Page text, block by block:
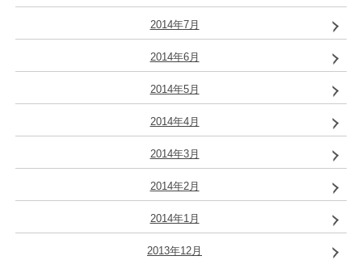
2014年7月
2014年6月
2014年5月
2014年4月
2014年3月
2014年2月
2014年1月
2013年12月